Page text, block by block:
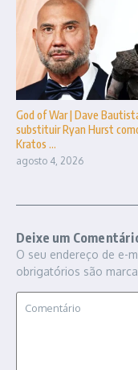
God of War | Dave
substituir Ryan Hurst
Kratos ...
agosto 4, 2026
Deixe um
O seu endereço de e-
obrigatórios são